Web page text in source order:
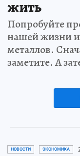
жить
Попробуйте
нашей жизни
металлов.
заметите. А
НОВОСТИ ЭКОНОМИКА